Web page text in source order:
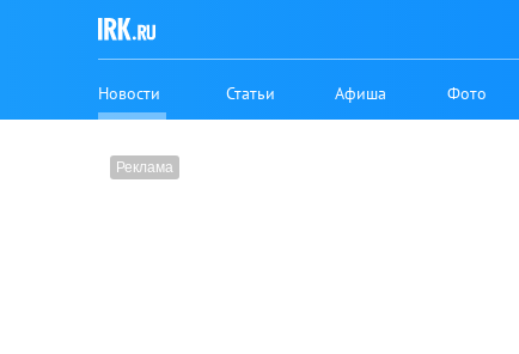
Новости Статьи Афиша Фото